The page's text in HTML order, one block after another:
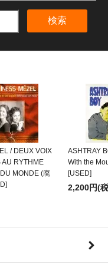
検索
/ DEUX VOIX
AU RYTHME
MONDE (廃
ASHTRAY
With the
[USED]
2,200円(